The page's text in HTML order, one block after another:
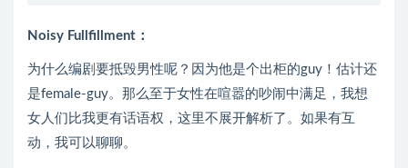
Noisy Fullfillment：
为什么编剧要抵毁男性呢？因为他是个出柜的guy！估计还
是female-guy。那么至于女性在喧嚣的吵闹中满足，我想
女人们比我更有话语权，这里不展开解析了。如果有互
动，我可以聊聊。